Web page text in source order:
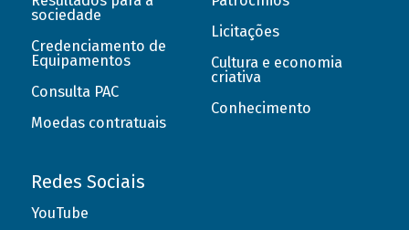
sociedade
Credenciamento de
Equipamentos
Consulta PAC
Moedas contratuais
Licitações
Cultura e economia
criativa
Conhecimento
Redes Sociais
YouTube